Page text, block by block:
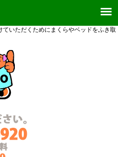
いただくためにまくらやベッドをふき取